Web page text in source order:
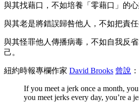
與其找藉口，不如培養「零藉口」的心
與其老是將錯誤歸咎他人，不如把責任
與其怪罪他人傳播病毒，不如自我反
己。
紐約時報專欄作家 David Brooks 曾說 ：
If you meet a jerk once a month,
you meet jerks every day, you’re a